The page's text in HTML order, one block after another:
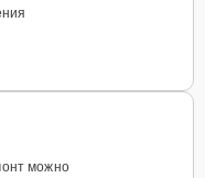
можно